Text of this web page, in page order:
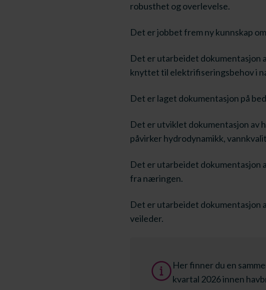
robusthet og overlevelse.
​Det er jobbet frem ny kunnskap
​Det er utarbeidet dokumentasjon
knyttet til elektrifiseringsbehov i
Det er laget dokumentasjon på
Det er utviklet dokumentasjon av
påvirker hydrodynamikk,
Det er utarbeidet dokumentasjon
fra næringen.
Det er utarbeidet dokumentasjon
veileder.
Her finner du en
kvartal 2026 innen